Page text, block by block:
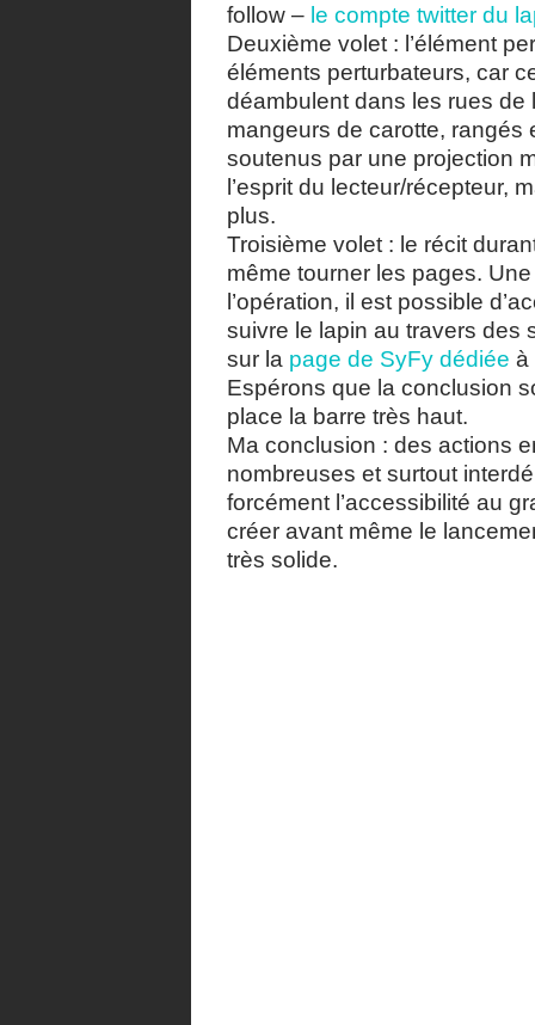
follow – le compte twitter du
Deuxième volet : l’élément
éléments perturbateurs, car
déambulent dans les rues
mangeurs de carotte, rangés
soutenus par une projection
l’esprit du lecteur/récepteur,
plus.
Troisième volet : le récit
même tourner les pages.
l’opération, il est possible
suivre le lapin au travers des
sur la page de SyFy dédiée à
Espérons que la conclusion
place la barre très haut.
Ma conclusion : des actions
nombreuses et surtout
forcément l’accessibilité au
créer avant même le
très solide.